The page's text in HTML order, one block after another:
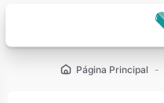
Página Principal